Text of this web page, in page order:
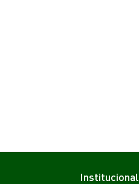
Institucional